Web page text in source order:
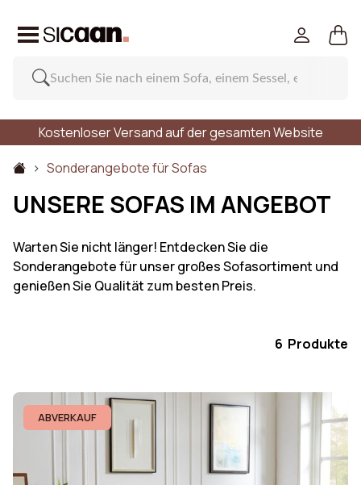
Kostenloser Versand auf der gesamten Website
Sonderangebote für Sofas
UNSERE SOFAS IM ANGEBOT
Warten Sie nicht länger! Entdecken Sie die
Sonderangebote für unser großes Sofasortiment und
genießen Sie Qualität zum besten Preis.
6 Produkte
ABVERKAUF